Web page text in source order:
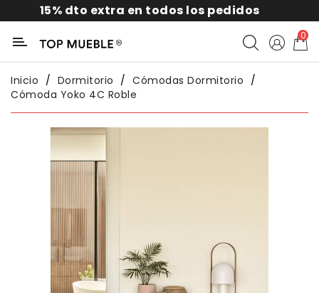
15% dto extra en todos los pedidos
Categoría
Comedor
Dormitorio
0
Inicio Dormitorio
Cómodas Dormitorio
Cómoda Yoko 4C Roble